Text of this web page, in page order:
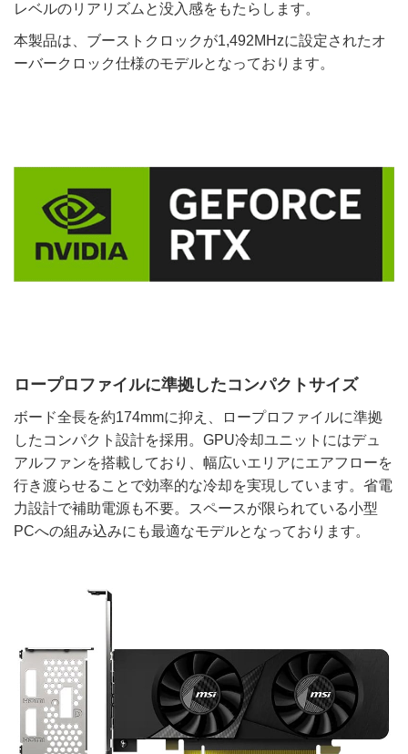
レベルのリアリズムと没入感をもたらします。
本製品は、ブーストクロックが1,492MHzに設定されたオ
ーバークロック仕様のモデルとなっております。
ロープロファイルに準拠したコンパクトサイズ
ボード全長を約174mmに抑え、ロープロファイルに準拠
したコンパクト設計を採用。GPU冷却ユニットにはデュ
アルファンを搭載しており、幅広いエリアにエアフローを
行き渡らせることで効率的な冷却を実現しています。省電
力設計で補助電源も不要。スペースが限られている小型
PCへの組み込みにも最適なモデルとなっております。